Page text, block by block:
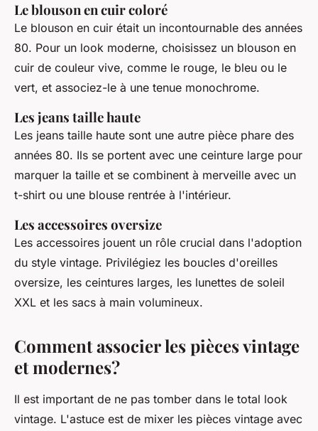
Le blouson en cuir coloré
Le blouson en cuir était un incontournable des années
80. Pour un look moderne, choisissez un blouson en
cuir de couleur vive, comme le rouge, le bleu ou le
vert, et associez-le à une tenue monochrome.
Les jeans taille haute
Les jeans taille haute sont une autre pièce phare des
années 80. Ils se portent avec une ceinture large pour
marquer la taille et se combinent à merveille avec un
t-shirt ou une blouse rentrée à l'intérieur.
Les accessoires oversize
Les accessoires jouent un rôle crucial dans l'adoption
du style vintage. Privilégiez les boucles d'oreilles
oversize, les ceintures larges, les lunettes de soleil
XXL et les sacs à main volumineux.
Comment associer les pièces vintage
et modernes?
Il est important de ne pas tomber dans le total look
vintage. L'astuce est de mixer les pièces vintage avec